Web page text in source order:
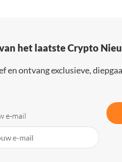
het laatste Crypto
en ontvang exclusieve,
e-mail